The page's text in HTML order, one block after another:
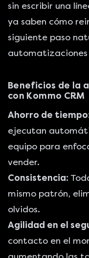
sin escribir una
ya saben cómo
siguiente paso
Beneficios de la
con Kommo CRM
Ahorro de
ejecutan
equipo para
vender.
Consistencia:
mismo patrón,
olvidos.
Agilidad en el
contacto en el